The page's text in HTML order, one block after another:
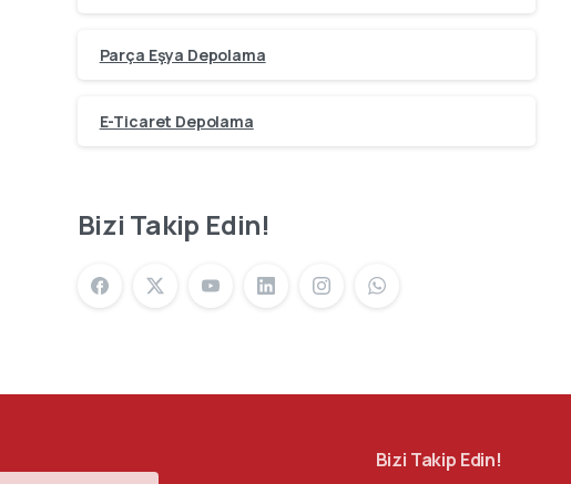
Parça Eşya Depolama
E-Ticaret Depolama
Bizi Takip Edin!
Bizi Takip Edin!